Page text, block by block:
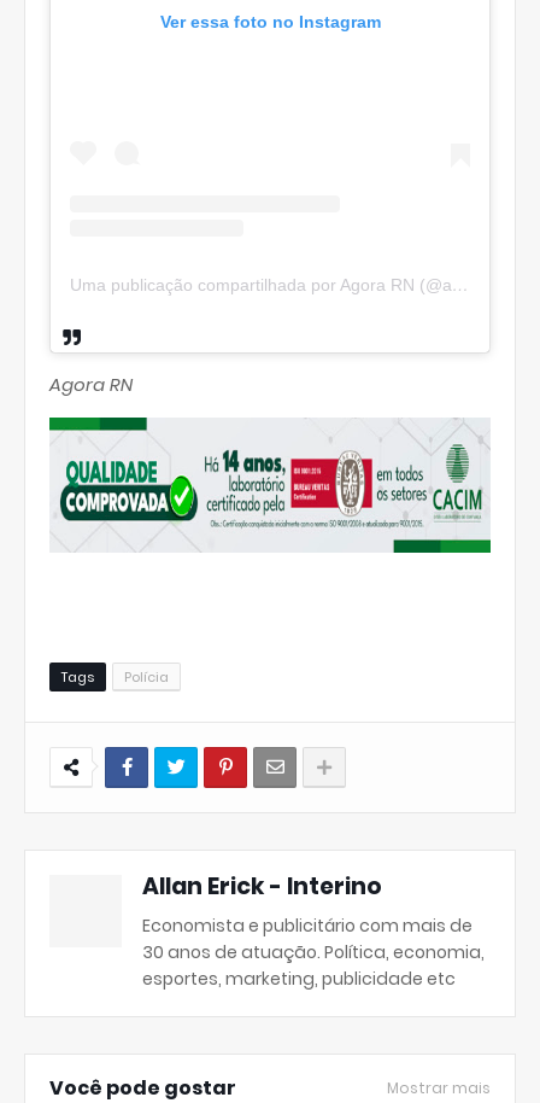
Ver essa foto no Instagram
Uma publicação compartilhada por Agora RN (@agorarn)
Agora RN
Tags Polícia
Allan Erick - Interino
Economista e publicitário com mais de
30 anos de atuação. Política, economia,
esportes, marketing, publicidade etc
Você pode gostar Mostrar mais